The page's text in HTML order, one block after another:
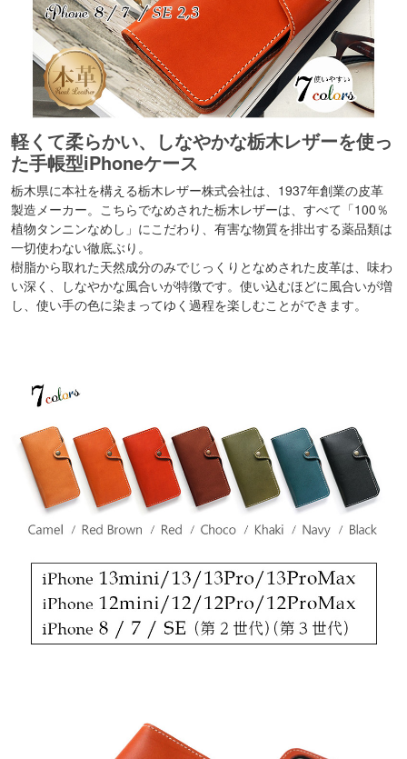
軽くて柔らかい、しなやかな栃木レザーを使っ
た手帳型iPhoneケース
栃木県に本社を構える栃木レザー株式会社は、1937年創業の皮革
製造メーカー。こちらでなめされた栃木レザーは、すべて「100％
植物タンニンなめし」にこだわり、有害な物質を排出する薬品類は
一切使わない徹底ぶり。
樹脂から取れた天然成分のみでじっくりとなめされた皮革は、味わ
い深く、しなやかな風合いが特徴です。使い込むほどに風合いが増
し、使い手の色に染まってゆく過程を楽しむことができます。